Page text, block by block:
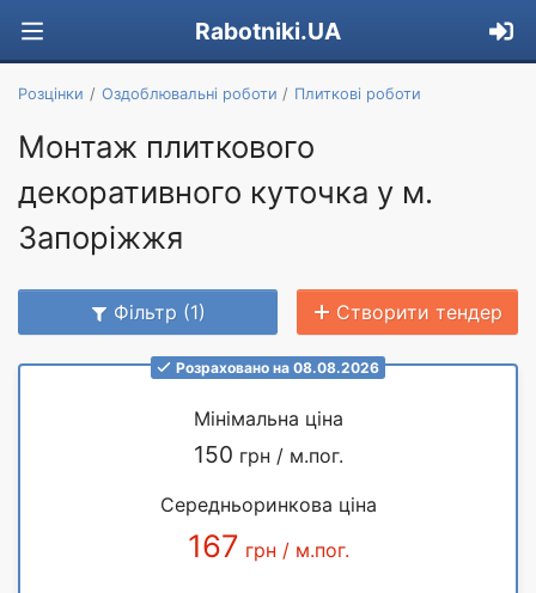
Rabotniki.UA
Розцінки Оздоблювальні роботи Плиткові роботи
Монтаж плиткового
декоративного куточка у м.
Запоріжжя
Фільтр (1) Створити тендер
Розраховано на 08.08.2026
Мінімальна ціна
150 грн / м.пог.
Середньоринкова ціна
167 грн / м.пог.